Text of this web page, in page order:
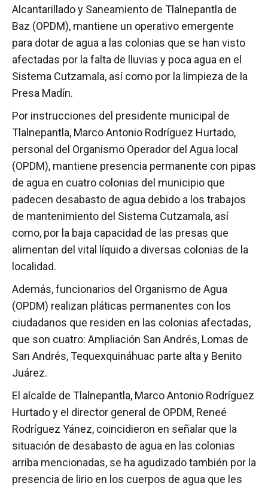
Alcantarillado y Saneamiento de Tlalnepantla de
Baz (OPDM), mantiene un operativo emergente
para dotar de agua a las colonias que se han visto
afectadas por la falta de lluvias y poca agua en el
Sistema Cutzamala, así como por la limpieza de la
Presa Madín.
Por instrucciones del presidente municipal de
Tlalnepantla, Marco Antonio Rodríguez Hurtado,
personal del Organismo Operador del Agua local
(OPDM), mantiene presencia permanente con pipas
de agua en cuatro colonias del municipio que
padecen desabasto de agua debido a los trabajos
de mantenimiento del Sistema Cutzamala, así
como, por la baja capacidad de las presas que
alimentan del vital líquido a diversas colonias de la
localidad.
Además, funcionarios del Organismo de Agua
(OPDM) realizan pláticas permanentes con los
ciudadanos que residen en las colonias afectadas,
que son cuatro: Ampliación San Andrés, Lomas de
San Andrés, Tequexquináhuac parte alta y Benito
Juárez.
El alcalde de Tlalnepantla, Marco Antonio Rodríguez
Hurtado y el director general de OPDM, Reneé
Rodríguez Yánez, coincidieron en señalar que la
situación de desabasto de agua en las colonias
arriba mencionadas, se ha agudizado también por la
presencia de lirio en los cuerpos de agua que les